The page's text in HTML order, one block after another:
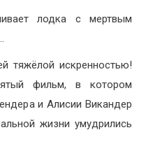
лодка с мертвым
тяжёлой искренностью!
фильм, в котором
и Алисии Викандер
жизни умудрились